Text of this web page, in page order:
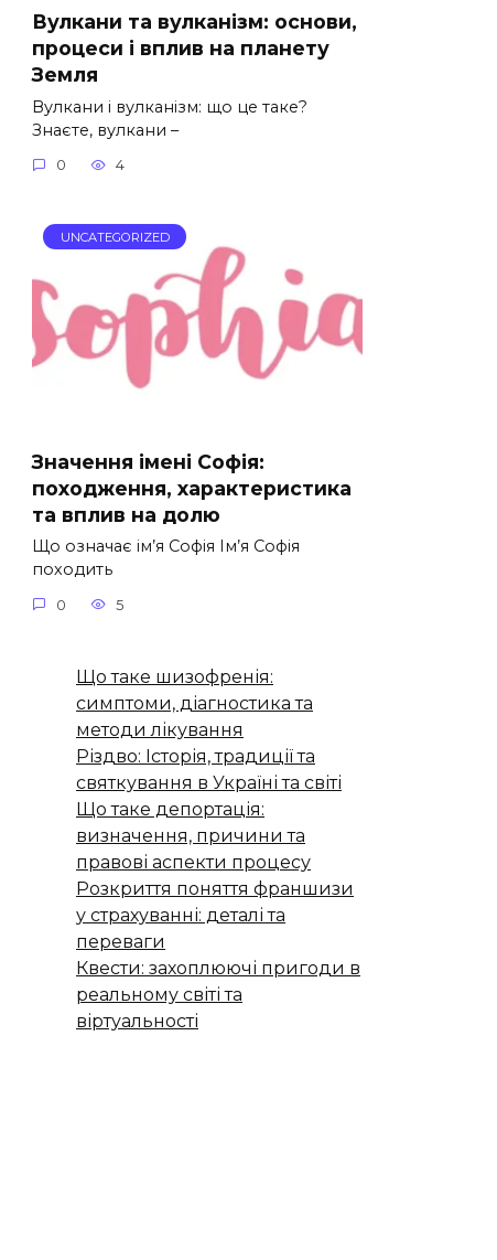
Вулкани та вулканізм: основи,
процеси і вплив на планету
Земля
Вулкани і вулканізм: що це таке?
Знаєте, вулкани –
0 4
UNCATEGORIZED
Значення імені Софія:
походження, характеристика
та вплив на долю
Що означає ім’я Софія Ім’я Софія
походить
0 5
Що таке шизофренія:
симптоми, діагностика та
методи лікування
Різдво: Історія, традиції та
святкування в Україні та світі
Що таке депортація:
визначення, причини та
правові аспекти процесу
Розкриття поняття франшизи
у страхуванні: деталі та
переваги
Квести: захоплюючі пригоди в
реальному світі та
віртуальності